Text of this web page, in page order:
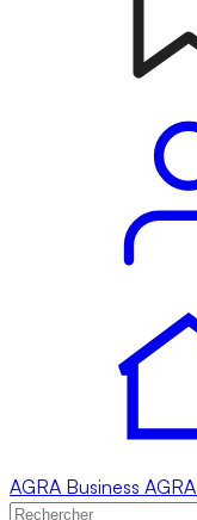
AGRA Business AGRA